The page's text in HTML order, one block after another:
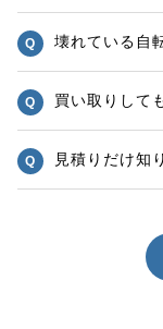
壊れている自
買い取りして
見積りだけ知